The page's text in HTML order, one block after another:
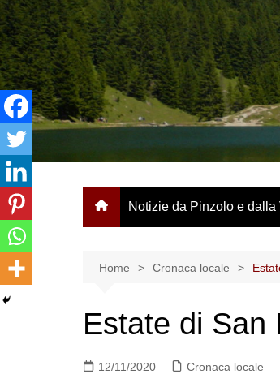
Salta
al
contenuto
Notizie da Pinzolo e dalla
Home Cronaca locale
Estate di San
12/11/2020 Cronaca locale